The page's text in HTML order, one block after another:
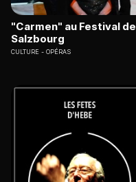
"Carmen" au Festival de
Salzbourg
CULTURE OPÉRAS